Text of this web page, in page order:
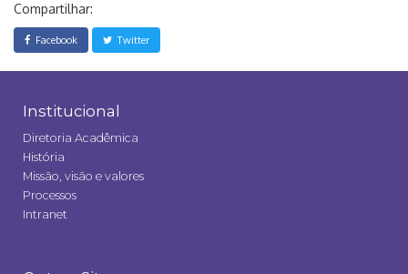
Compartilhar:
Facebook Twitter
Institucional
Diretoria Acadêmica
História
Missão, visão e valores
Processos
Intranet